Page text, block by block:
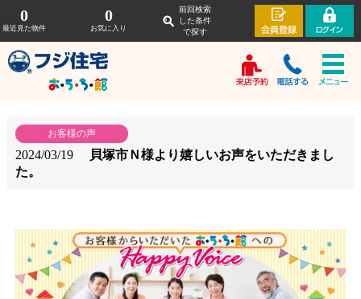
0
最近見た物件
0
お気に入り
前回検索
した条件
で探す
お客様の声
2024/03/19
貝塚市Ｎ様より嬉しいお声をいただきまし
た。